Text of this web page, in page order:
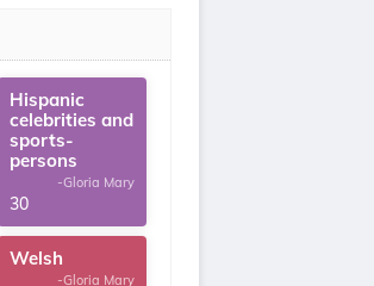
Hispanic
celebrities and
sports-
persons
-Gloria Mary
30
Welsh
-Gloria Mary